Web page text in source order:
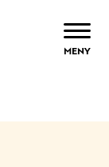
ÖPPNA
MENY